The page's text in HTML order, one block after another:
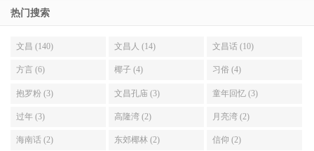
热门搜索
文昌 (140) 文昌人 (14) 文昌话 (10)
方言 (6) 椰子 (4) 习俗 (4)
抱罗粉 (3) 文昌孔庙 (3) 童年回忆 (3)
过年 (3) 高隆湾 (2) 月亮湾 (2)
海南话 (2) 东郊椰林 (2) 信仰 (2)